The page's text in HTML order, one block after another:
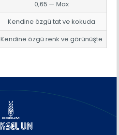
0,65 — Max
Kendine özgü tat ve kokuda
Kendine özgü renk ve görünüşte